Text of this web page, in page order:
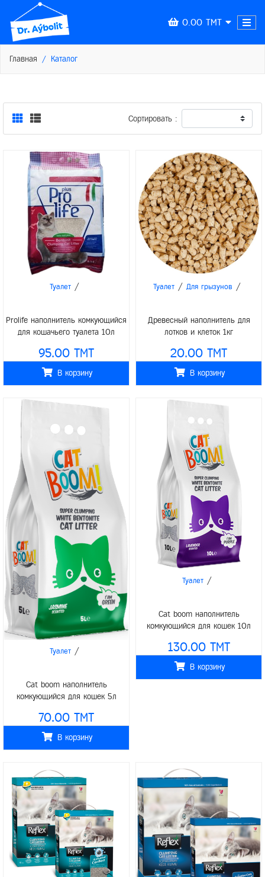
0.00 TMT
Главная Каталог
Сортировать :
Туалет /
Prolife наполнитель комкующийся
для кошачьего туалета 10л
95.00 TMT
В корзину
Туалет / Для грызунов /
Древесный наполнитель для
лотков и клеток 1кг
20.00 TMT
В корзину
Туалет /
Cat boom наполнитель
комкующийся для кошек 5л
70.00 TMT
В корзину
Туалет /
Cat boom наполнитель
комкующийся для кошек 10л
130.00 TMT
В корзину